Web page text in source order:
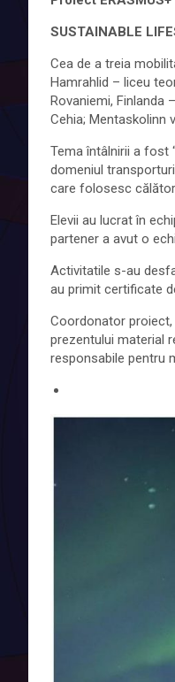
SUSTAINABLE
Cea de a treia
Hamrahlid – liceu
Rovaniemi, Finlanda
Cehia; Mentaskolinn
Tema întâlnirii a fost
domeniul
care folosesc
Elevii au lucrat în
partener a avut o
Activitatile s-au
au primit certificate
Coordonator proiect,
prezentului material
responsabile pentru